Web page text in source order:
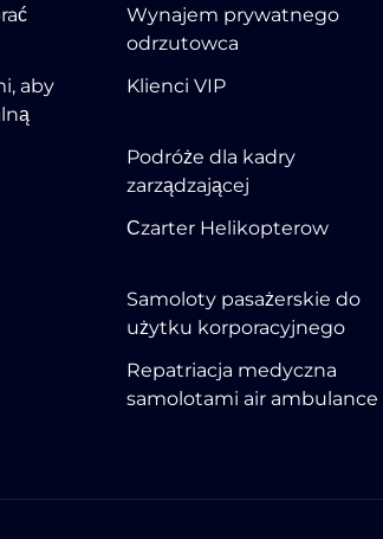
aby
Wynajem prywatnego
odrzutowca
Klienci VIP
Podróże dla kadry
zarządzającej
Сzarter Helikopterow
Samoloty pasażerskie do
użytku korporacyjnego
Repatriacja medyczna
samolotami air ambulance